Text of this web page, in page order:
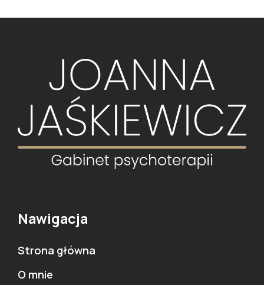
Nawigacja
Strona główna
O mnie